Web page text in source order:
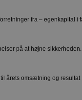
fra – egenkapital i
på at højne sikkerheden.
årets omsætning og resultat